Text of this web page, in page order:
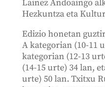
Lainez Andoaingo
Hezkuntza eta
Edizio honetan
A kategorian (10-11
kategorian (12-13
(14-15 urte) 34 lan,
urte) 50 lan. Txitxu